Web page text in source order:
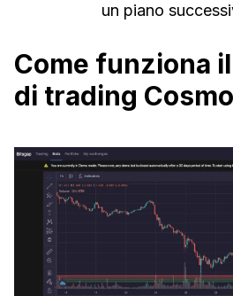
un piano
Come funziona
di trading